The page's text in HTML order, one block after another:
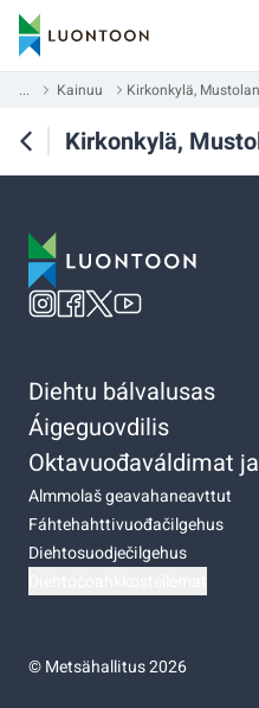
... Kainuu Kirkonkylä,
Kirkonkylä,
Diehtu bálvalusas
Áigeguovdilis
Oktavuođaváldimat
Almmolaš geavahaneavttut
Fáhtehahttivuođačilgehus
Diehtosuodječilgehus
©Metsähallitus 2026